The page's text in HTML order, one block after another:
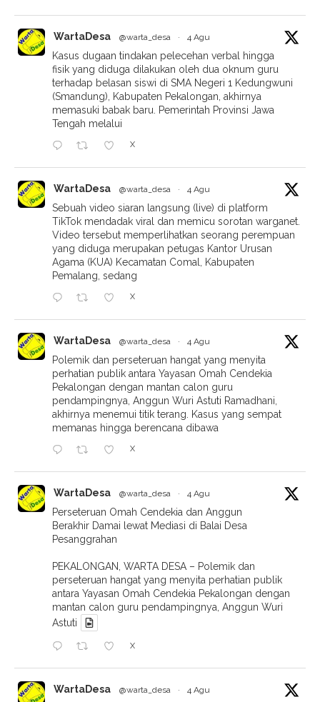
WartaDesa @warta_desa · 4 Agu
Kasus dugaan tindakan pelecehan verbal hingga
fisik yang diduga dilakukan oleh dua oknum guru
terhadap belasan siswi di SMA Negeri 1 Kedungwuni
(Smandung), Kabupaten Pekalongan, akhirnya
memasuki babak baru. Pemerintah Provinsi Jawa
Tengah melalui
X
WartaDesa @warta_desa · 4 Agu
Sebuah video siaran langsung (live) di platform
TikTok mendadak viral dan memicu sorotan warganet.
Video tersebut memperlihatkan seorang perempuan
yang diduga merupakan petugas Kantor Urusan
Agama (KUA) Kecamatan Comal, Kabupaten
Pemalang, sedang
X
WartaDesa @warta_desa · 4 Agu
Polemik dan perseteruan hangat yang menyita
perhatian publik antara Yayasan Omah Cendekia
Pekalongan dengan mantan calon guru
pendampingnya, Anggun Wuri Astuti Ramadhani,
akhirnya menemui titik terang. Kasus yang sempat
memanas hingga berencana dibawa
X
WartaDesa @warta_desa · 4 Agu
Perseteruan Omah Cendekia dan Anggun
Berakhir Damai lewat Mediasi di Balai Desa
Pesanggrahan
PEKALONGAN, WARTA DESA – Polemik dan
perseteruan hangat yang menyita perhatian publik
antara Yayasan Omah Cendekia Pekalongan dengan
mantan calon guru pendampingnya, Anggun Wuri
Astuti
X
WartaDesa @warta_desa · 4 Agu